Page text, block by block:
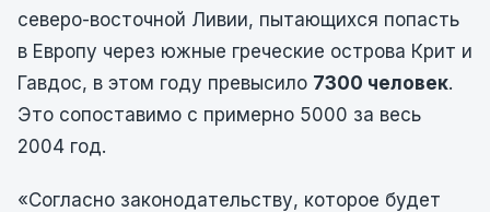
северо-восточной Ливии, пытающихся попасть
в Европу через южные греческие острова Крит и
Гавдос, в этом году превысило 7300 человек.
Это сопоставимо с примерно 5000 за весь
2004 год.
«Согласно законодательству, которое будет